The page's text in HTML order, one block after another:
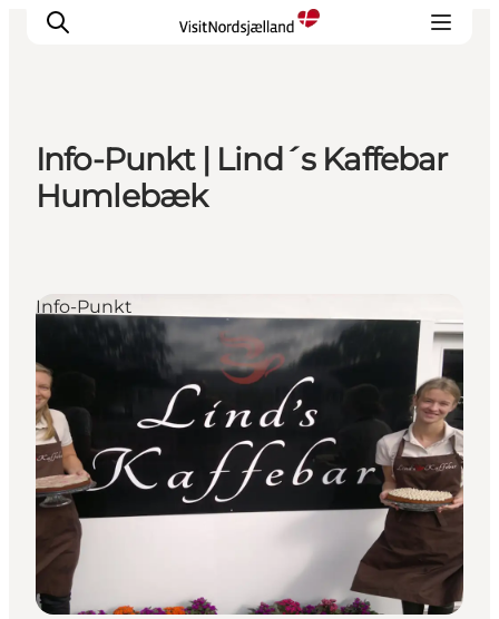
Highlights
Städte
Reiseplanung
Info-Punkt | Lind´s Kaffebar
Humlebæk
Info-Punkt